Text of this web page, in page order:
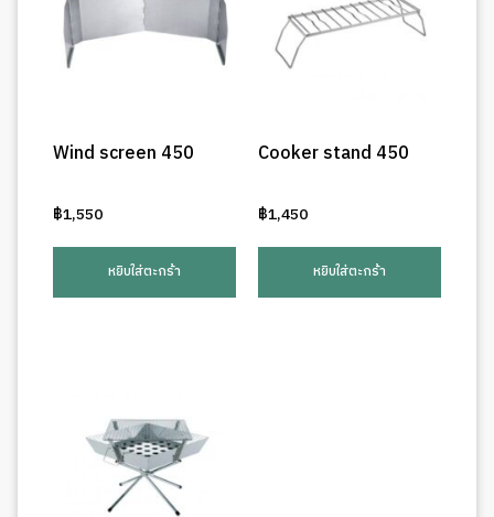
Wind screen 450
฿1,550
หยิบใส่ตะกร้า
Cooker stand 450
฿1,450
หยิบใส่ตะกร้า